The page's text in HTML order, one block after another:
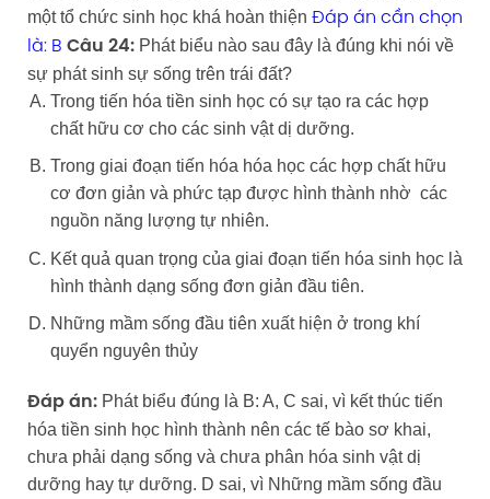
một tổ chức sinh học khá hoàn thiện Đáp án cần chọn
là: B Câu 24:Phát biểu nào sau đây là đúng khi nói về
sự phát sinh sự sống trên trái đất?
Trong tiến hóa tiền sinh học có sự tạo ra các hợp
chất hữu cơ cho các sinh vật dị dưỡng.
Trong giai đoạn tiến hóa hóa học các hợp chất hữu
cơ đơn giản và phức tạp được hình thành nhờ các
nguồn năng lượng tự nhiên.
Kết quả quan trọng của giai đoạn tiến hóa sinh học là
hình thành dạng sống đơn giản đầu tiên.
Những mầm sống đầu tiên xuất hiện ở trong khí
quyển nguyên thủy
Đáp án:Phát biểu đúng là B: A, C sai, vì kết thúc tiến
hóa tiền sinh học hình thành nên các tế bào sơ khai,
chưa phải dạng sống và chưa phân hóa sinh vật dị
dưỡng hay tự dưỡng. D sai, vì Những mầm sống đầu